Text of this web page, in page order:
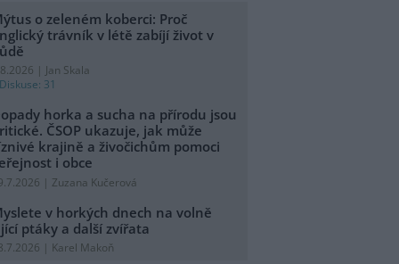
o zeleném koberci: Proč
trávník v létě zabíjí život v
| Jan Skala
Diskuse: 31
horka a sucha na přírodu jsou
ČSOP ukazuje, jak může
krajině a živočichům pomoci
i obce
| Zuzana Kučerová
v horkých dnech na volně
ptáky a další zvířata
| Karel Makoň